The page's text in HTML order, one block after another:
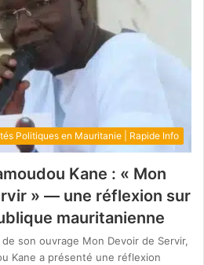
Politiques en Mauritanie | Rapide Info
Kane : « Mon
» — une réflexion sur
mauritanienne
son ouvrage Mon Devoir de Servir,
Kane a présenté une réflexion